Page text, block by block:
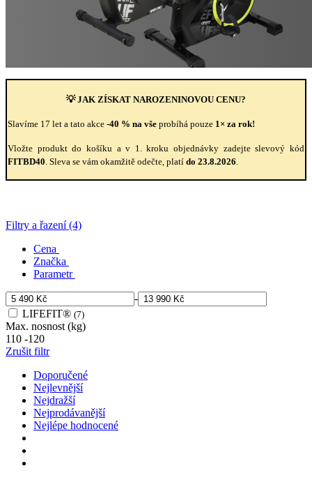
💡 JAK ZÍSKAT NAROZENINOVOU CENU?
Slavíme 17 let a tato akce -40 % na vše probíhá pouze 1× za rok!
Vložte produkt do košíku a v 1. kroku objednávky zadejte slevový kód
FITBD40 . Sleva se vám okamžitě odečte, platí do 23.8.2026
Filtry a řazení (4)
Cena
Značka
Parametr
-
LIFEFIT® (7)
Max. nosnost (kg)
110 -120
Zrušit filtr
Doporučené
Nejlevnější
Nejdražší
Nejprodávanější
Nejlépe hodnocené